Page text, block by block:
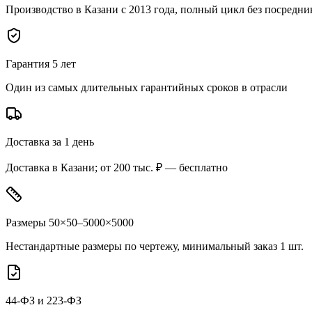
Производство в Казани с 2013 года, полный цикл без
Гарантия 5 лет
Один из самых длительных гарантийных сроков в отрасли
Доставка за 1 день
Доставка в Казани; от 200 тыс. ₽ — бесплатно
Размеры 50×50–5000×5000
Нестандартные размеры по чертежу, минимальный заказ 1 шт.
44-ФЗ и 223-ФЗ